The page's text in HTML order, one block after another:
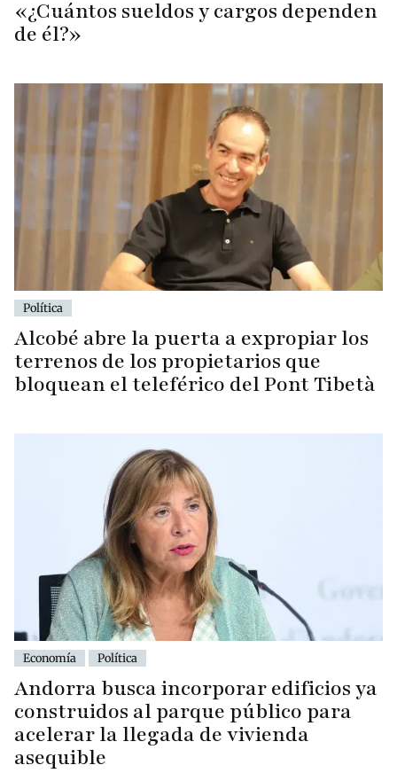
«¿Cuántos sueldos y cargos dependen
de él?»
Política
Alcobé abre la puerta a expropiar los
terrenos de los propietarios que
bloquean el teleférico del Pont Tibetà
Economía Política
Andorra busca incorporar edificios ya
construidos al parque público para
acelerar la llegada de vivienda
asequible